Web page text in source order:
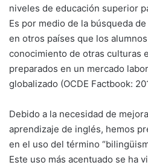
niveles de educación superior
Es por medio de la búsqueda
en otros países que los
conocimiento de otras culturas
preparados en un mercado
globalizado (OCDE Factbook:
Debido a la necesidad de
aprendizaje de inglés, hemos
en el uso del término
Este uso más acentuado se ha